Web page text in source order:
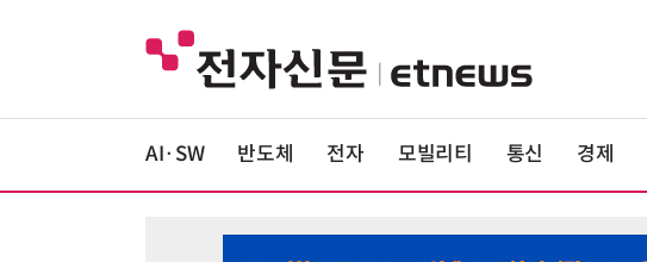
AI·SW 반도체 전자 모빌리티 통신 경제